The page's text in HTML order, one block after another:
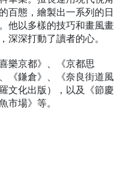
百態，繪製出一系列的日
他以多樣的技巧和畫風畫
深深打動了讀者的心。
樂京都》、《京都思
《鎌倉》、《奈良街道風
文化出版），以及《節慶
市場》等。